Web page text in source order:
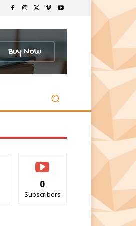
0
Subscribers